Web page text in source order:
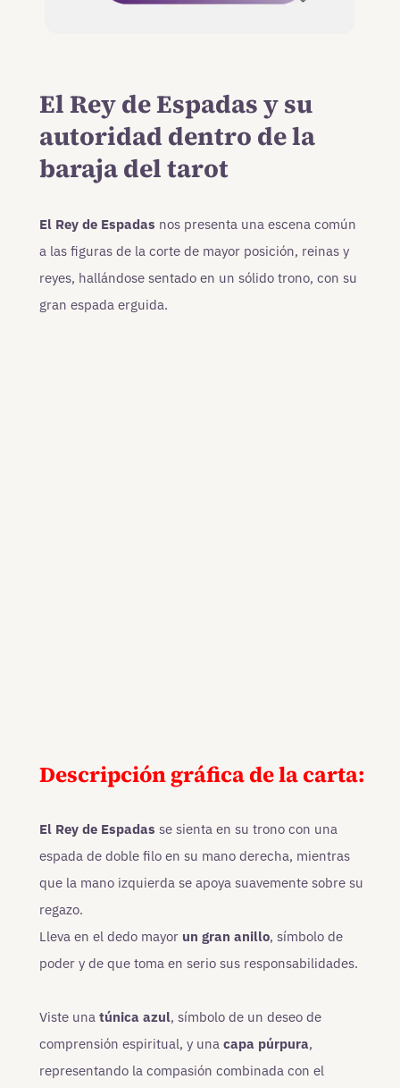
El Rey de Espadas y su
autoridad dentro de la
baraja del tarot
El Rey de Espadas nos presenta una escena común
a las figuras de la corte de mayor posición, reinas y
reyes, hallándose sentado en un sólido trono, con su
gran espada erguida.
Descripción gráfica de la carta:
El Rey de Espadas se sienta en su trono con una
espada de doble filo en su mano derecha, mientras
que la mano izquierda se apoya suavemente sobre su
regazo.
Lleva en el dedo mayor un gran anillo, símbolo de
poder y de que toma en serio sus responsabilidades.
Viste una túnica azul, símbolo de un deseo de
comprensión espiritual, y una capa púrpura,
representando la compasión combinada con el